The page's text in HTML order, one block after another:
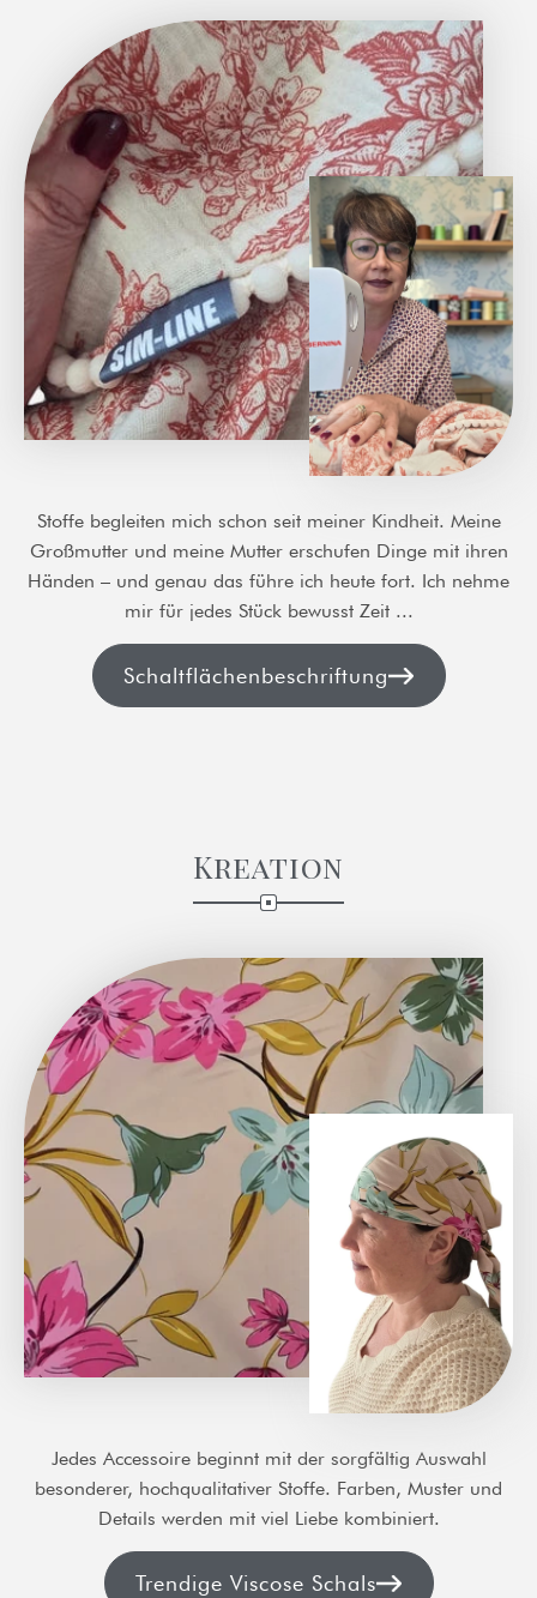
Stoffe begleiten mich schon seit meiner Kindheit. Meine
Großmutter und meine Mutter erschufen Dinge mit ihren
Händen – und genau das führe ich heute fort. Ich nehme
mir für jedes Stück bewusst Zeit ...
Schaltflächenbeschriftung
Kreation
Jedes Accessoire beginnt mit der sorgfältig Auswahl
besonderer, hochqualitativer Stoffe. Farben, Muster und
Details werden mit viel Liebe kombiniert.
Trendige Viscose Schals